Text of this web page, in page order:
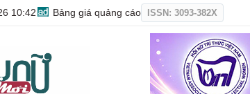
10:42 Bảng giá quảng cáo ISSN: 3093-382X